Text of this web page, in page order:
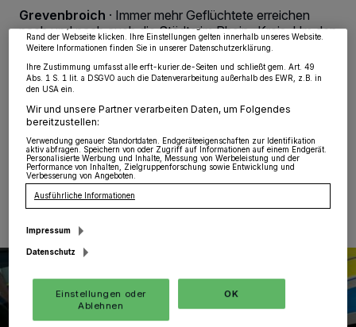
Grevenbroich · Immer mehr Geflüchtete erreichen
nach und nach auch die Städte im Rhein-Kreis. Um den
Menschen die Ankunft hier ein wenig zu erleichtern,
haben die Polizei und der Rhein-Kreis in einer
gemeinsamen Aktion einige wichtige Informationen, wie
Erreichbarkeiten im Notfall und Präventionstipps, in
einem Flyer zusammengestellt.
28.03.2022 , 11:40 Uhr
wieder aufrufen, um Ihre Einstellungen zu ändern oder Ihre Einwilligung zu
widerrufen, indem Sie auf den Link Einstellungen oder Ablehnen am unteren
Rand der Webseite klicken. Ihre Einstellungen gelten innerhalb unseres Website.
Weitere Informationen finden Sie in unserer Datenschutzerklärung.
Ihre Zustimmung umfasst alle erft-kurier.de-Seiten und schließt gem. Art. 49
Abs. 1 S. 1 lit. a DSGVO auch die Datenverarbeitung außerhalb des EWR, z.B. in
den USA ein.
Wir und unsere Partner verarbeiten Daten, um Folgendes
bereitzustellen:
Verwendung genauer Standortdaten. Endgeräteeigenschaften zur Identifikation
aktiv abfragen. Speichern von oder Zugriff auf Informationen auf einem Endgerät.
Personalisierte Werbung und Inhalte, Messung von Werbeleistung und der
Performance von Inhalten, Zielgruppenforschung sowie Entwicklung und
Verbesserung von Angeboten.
Ausführliche Informationen
Impressum
Datenschutz
Einstellungen oder
Ablehnen
OK